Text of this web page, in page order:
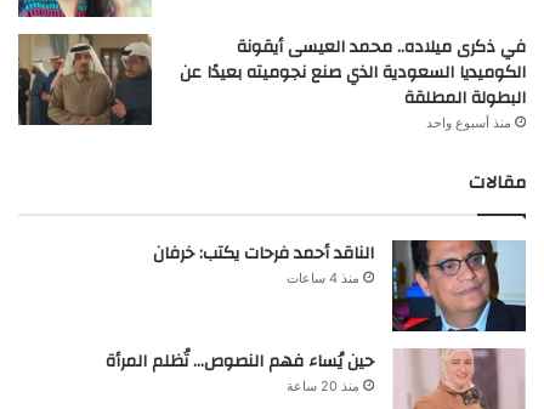
في ذكرى ميلاده.. محمد العيسى أيقونة
الكوميديا السعودية الذي صنع نجوميته بعيدًا عن
البطولة المطلقة
منذ أسبوع واحد
مقالات
الناقد أحمد فرحات يكتب: خرفان
منذ 4 ساعات
حين يُساء فهم النصوص… تُظلم المرأة
منذ 20 ساعة